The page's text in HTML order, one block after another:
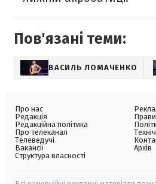
Пов'язані теми:
ВАСИЛЬ ЛОМАЧЕНКО
Про нас
Редакція
Редакційна політика
Про телеканал
Телеведучі
Вакансії
Структура власності
Архів